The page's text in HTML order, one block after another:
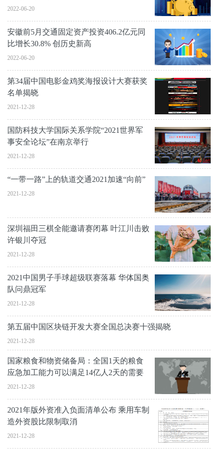
2022-06-20
安徽前5月交通固定资产投资406.2亿元同
比增长30.8% 创历史新高
2022-06-20
第34届中国电影金鸡奖海报设计大赛获奖
名单揭晓
2021-12-28
国防科技大学国际关系学院“2021世界军
事安全论坛”在南京举行
2021-12-28
“一带一路”上的轨道交通2021加速“向前”
2021-12-28
深圳福田三棋全能邀请赛闭幕 叶江川击败
许银川夺冠
2021-12-28
2021中国男子手球超级联赛落幕 华体国奥
队问鼎冠军
2021-12-28
第五届中国区块链开发大赛全国总决赛十强揭晓
2021-12-28
国家粮食和物资储备局：全国1天的粮食
应急加工能力可以满足14亿人2天的需要
2021-12-28
2021年版外资准入负面清单公布 乘用车制
造外资股比限制取消
2021-12-28